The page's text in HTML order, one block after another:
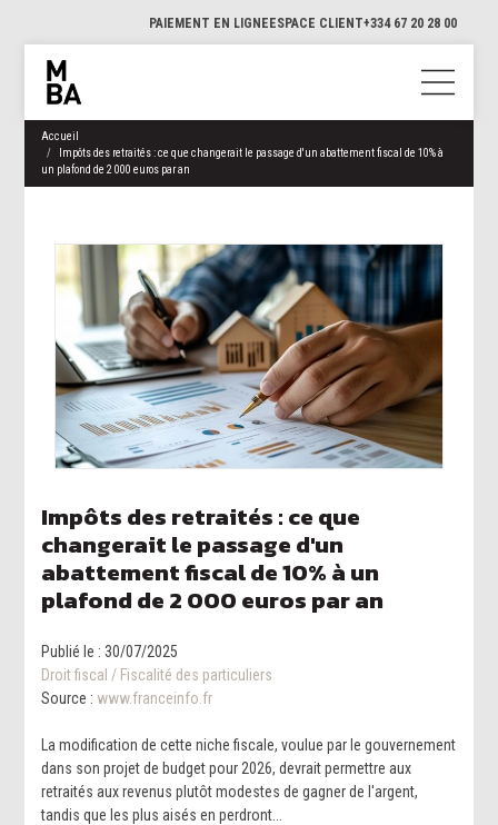
PAIEMENT EN LIGNEESPACE CLIENT+334 67 20 28 00
Accueil
Impôts des retraités : ce que changerait le passage d'un abattement fiscal de 10% à
un plafond de 2 000 euros par an
Impôts des retraités : ce que
changerait le passage d'un
abattement fiscal de 10% à un
plafond de 2 000 euros par an
Publié le :30/07/2025
Droit fiscal / Fiscalité des particuliers
Source : www.franceinfo.fr
La modification de cette niche fiscale, voulue par le gouvernement
dans son projet de budget pour 2026, devrait permettre aux
retraités aux revenus plutôt modestes de gagner de l'argent,
tandis que les plus aisés en perdront...